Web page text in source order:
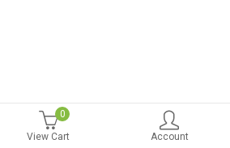
0
View Cart
Account